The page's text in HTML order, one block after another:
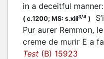
in a deceitful manner:
( c.1200; MS: s.xiii3/4 )
Pur aurer Remmon,
creme de murir E a
Test (B) 15923